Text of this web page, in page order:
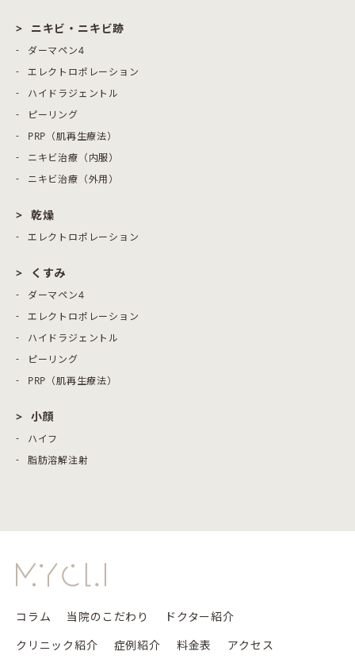
ニキビ・ニキビ跡
ダーマペン4
エレクトロポレーション
ハイドラジェントル
ピーリング
PRP（肌再生療法）
ニキビ治療（内服）
ニキビ治療（外用）
乾燥
エレクトロポレーション
くすみ
ダーマペン4
エレクトロポレーション
ハイドラジェントル
ピーリング
PRP（肌再生療法）
小顔
ハイフ
脂肪溶解注射
コラム 当院のこだわり
ドクター紹介
クリニック紹介
症例紹介 料金表 アクセス